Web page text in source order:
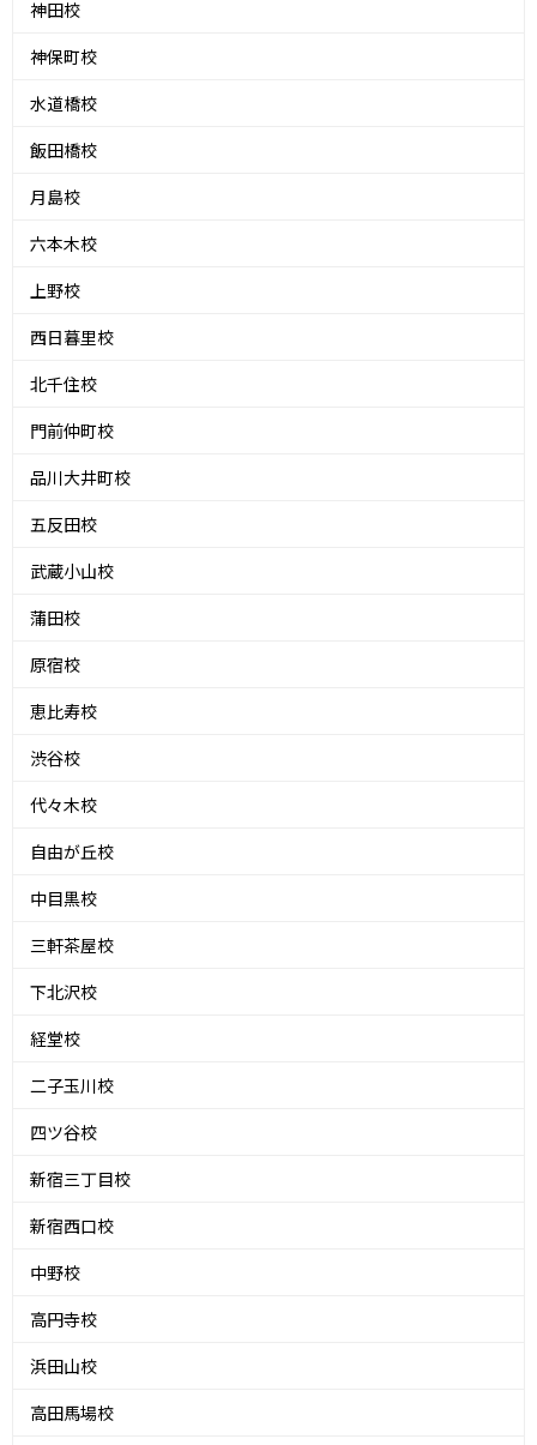
神田校
神保町校
水道橋校
飯田橋校
月島校
六本木校
上野校
西日暮里校
北千住校
門前仲町校
品川大井町校
五反田校
武蔵小山校
蒲田校
原宿校
恵比寿校
渋谷校
代々木校
自由が丘校
中目黒校
三軒茶屋校
下北沢校
経堂校
二子玉川校
四ツ谷校
新宿三丁目校
新宿西口校
中野校
高円寺校
浜田山校
高田馬場校